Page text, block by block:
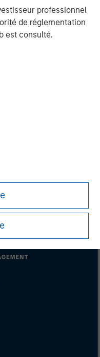
professionnel
de réglementation
est consulté.